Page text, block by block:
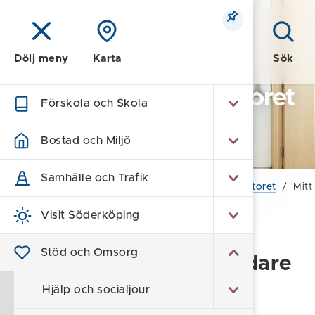
Meny Sök
Dölj meny Karta
Förskola och Skola
Bostad och Miljö
Samhälle och Trafik
Visit Söderköping
Stöd och Omsorg
Hjälp och socialjour
Överförmyndarkontoret
Söderköping
- Valdemarsvik
Hem Överförmyndarkontoret / Mitt
Mitt Wärna (tidigare E-
Wärna) för ställföreträdare
i Söderköping